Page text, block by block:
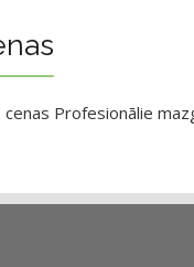
cenas Profesionālie